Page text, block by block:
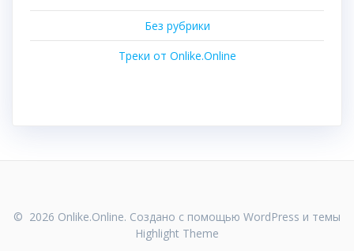
Без рубрики
Треки от Onlike.Online
© 2026 Onlike.Online. Создано с помощью WordPress и темы
Highlight Theme